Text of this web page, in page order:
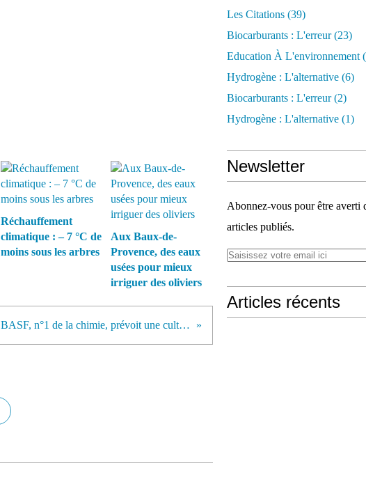
Réchauffement
climatique : – 7 °C de
moins sous les arbres
Aux Baux-de-
Provence, des eaux
usées pour mieux
irriguer des oliviers
BASF, n°1 de la chimie, prévoit une culture expérimentale de patates OGM cette année
Les Citations (39)
Biocarburants : L'erreur(23)
Education À L'environnement
Hydrogène : L'alternative (6)
Biocarburants : L'erreur(2)
Hydrogène : L'alternative (1)
Newsletter
Abonnez-vous pour être averti
articles publiés.
Articles récents